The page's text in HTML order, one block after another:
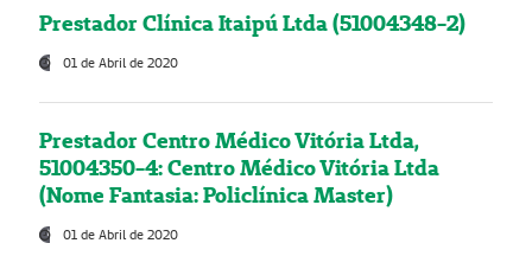
Prestador Clínica Itaipú Ltda (51004348-2)
01 de Abril de 2020
Prestador Centro Médico Vitória Ltda,
51004350-4: Centro Médico Vitória Ltda
(Nome Fantasia: Policlínica Master)
01 de Abril de 2020